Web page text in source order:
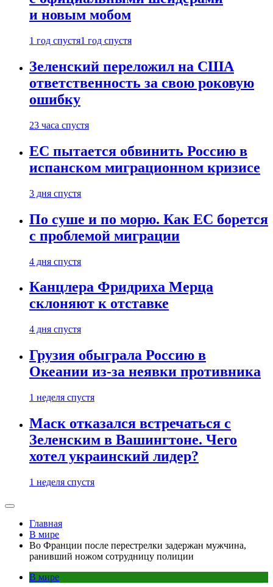
и новым мобом
1 год спустя1 год спустя
Зеленский переложил на США
ответственность за свою роковую
ошибку
23 часа спустя
ЕС пытается обвинить Россию в
испанском миграционном кризисе
3 дня спустя
По суше и по морю. Как ЕС борется
с проблемой миграции
4 дня спустя
Канцлера Фридриха Мерца
склоняют к отставке
4 дня спустя
Грузия обыграла Россию в
Океании из-за неявки противника
1 неделя спустя
Маск отказался встречаться с
Зеленским в Вашингтоне. Чего
хотел украинский лидер?
1 неделя спустя
Главная
В мире
Во Франции после перестрелки задержан мужчина,
ранивший ножом сотрудницу полиции
В мире